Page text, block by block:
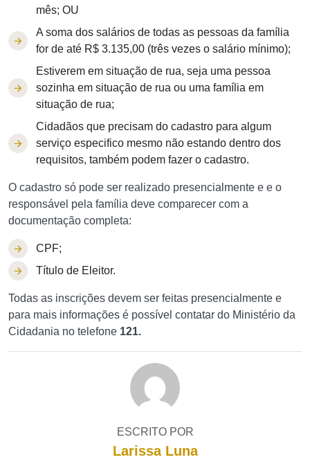
mês; OU
A soma dos salários de todas as pessoas da família
for de até R$ 3.135,00 (três vezes o salário mínimo);
Estiverem em situação de rua, seja uma pessoa
sozinha em situação de rua ou uma família em
situação de rua;
Cidadãos que precisam do cadastro para algum
serviço especifico mesmo não estando dentro dos
requisitos, também podem fazer o cadastro.
O cadastro só pode ser realizado presencialmente e e o
responsável pela família deve comparecer com a
documentação completa:
CPF;
Título de Eleitor.
Todas as inscrições devem ser feitas presencialmente e
para mais informações é possível contatar do Ministério da
Cidadania no telefone 121.
ESCRITO POR
Larissa Luna